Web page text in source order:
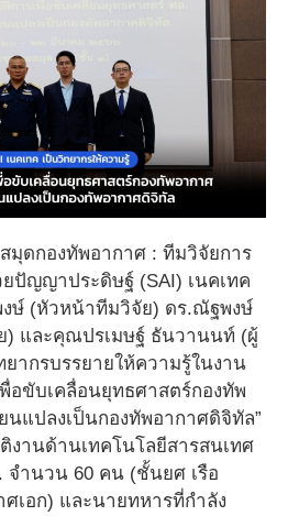
มุดกองทัพอากาศ : ทีมวิจัยการ
ปัญญาประดิษฐ์ (SAI) เนคเทค
ษ์ (หัวหน้าทีมวิจัย) ดร.ณัฐพงษ์
) และคุณปรเมษฐ์ ธันวานนท์ (ผู้
ากรบรรยายให้ความรู้ในงาน
อขับเคลื่อนยุทธศาสตร์กองทัพ
นแปลงเป็นกองทัพอากาศดิจิทัล”
านด้านเทคโนโลยีสารสนเทศ
จำนวน 60 คน (ชั้นยศ เรือ
เอก) และนายทหารที่กำลัง